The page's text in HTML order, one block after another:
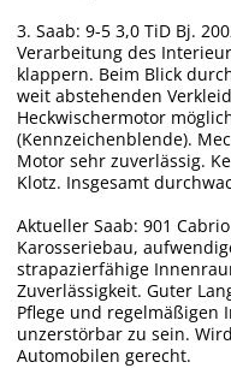
3. Saab: 9-5 3,0 TiD Bj.
Verarbeitung des
klappern. Beim Blick
weit abstehenden
Heckwischermotor
(Kennzeichenblende).
Motor sehr zuverlässig.
Klotz. Insgesamt
Aktueller Saab: 901
Karosseriebau,
strapazierfähige
Zuverlässigkeit. Guter
Pflege und regelmäßigen
unzerstörbar zu sein.
Automobilen gerecht.